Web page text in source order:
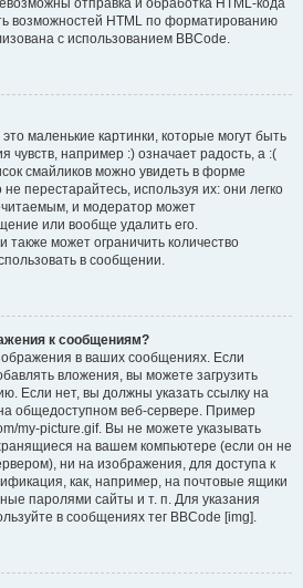
отправка и обработка HTML-кода
возможностей HTML по форматированию
с использованием BBCode.
маленькие картинки, которые могут быть
чувств, например :) означает радость, а :(
смайликов можно увидеть в форме
перестарайтесь, используя их: они легко
и модератор может
или вообще удалить его.
может ограничить количество
в сообщении.
к сообщениям?
в ваших сообщениях. Если
вложения, вы можете загрузить
Если нет, вы должны указать ссылку на
общедоступном веб-сервере. Пример
my-picture.gif. Вы не можете указывать
на вашем компьютере (если он не
ни на изображения, для доступа к
как, например, на почтовые ящики
паролями сайты и т. п. Для указания
в сообщениях тег BBCode [img].